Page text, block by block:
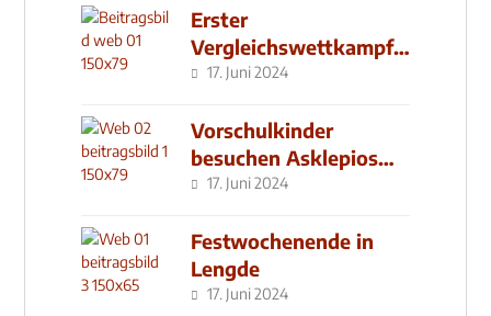
Erster
Vergleichswettkampf
seit 2019
17. Juni 2024
Vorschulkinder
besuchen Asklepios
Klinik
17. Juni 2024
Festwochenende in
Lengde
17. Juni 2024